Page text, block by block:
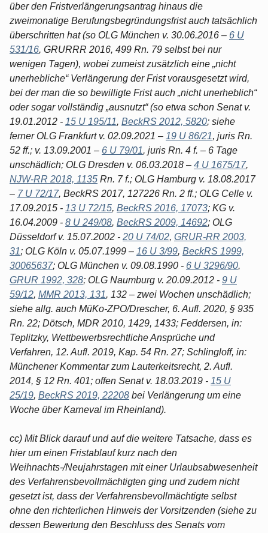
über den Fristverlängerungsantrag hinaus die
zweimonatige Berufungsbegründungsfrist auch tatsächlich
überschritten hat (so OLG München v. 30.06.2016 – 6 U
531/16, GRURRR 2016, 499 Rn. 79 selbst bei nur
wenigen Tagen), wobei zumeist zusätzlich eine „nicht
unerhebliche“ Verlängerung der Frist vorausgesetzt wird,
bei der man die so bewilligte Frist auch „nicht unerheblich“
oder sogar vollständig „ausnutzt“ (so etwa schon Senat v.
19.01.2012 - 15 U 195/11, BeckRS 2012, 5820; siehe
ferner OLG Frankfurt v. 02.09.2021 – 19 U 86/21, juris Rn.
52 ff.; v. 13.09.2001 – 6 U 79/01, juris Rn. 4 f. – 6 Tage
unschädlich; OLG Dresden v. 06.03.2018 – 4 U 1675/17,
NJW-RR 2018, 1135 Rn. 7 f.; OLG Hamburg v. 18.08.2017
– 7 U 72/17, BeckRS 2017, 127226 Rn. 2 ff.; OLG Celle v.
17.09.2015 - 13 U 72/15, BeckRS 2016, 17073; KG v.
16.04.2009 - 8 U 249/08, BeckRS 2009, 14692; OLG
Düsseldorf v. 15.07.2002 - 20 U 74/02, GRUR-RR 2003,
31; OLG Köln v. 05.07.1999 – 16 U 3/99, BeckRS 1999,
30065637; OLG München v. 09.08.1990 - 6 U 3296/90,
GRUR 1992, 328; OLG Naumburg v. 20.09.2012 - 9 U
59/12, MMR 2013, 131, 132 – zwei Wochen unschädlich;
siehe allg. auch MüKo-ZPO/Drescher, 6. Aufl. 2020, § 935
Rn. 22; Dötsch, MDR 2010, 1429, 1433; Feddersen, in:
Teplitzky, Wettbewerbsrechtliche Ansprüche und
Verfahren, 12. Aufl. 2019, Kap. 54 Rn. 27; Schlingloff, in:
Münchener Kommentar zum Lauterkeitsrecht, 2. Aufl.
2014, § 12 Rn. 401; offen Senat v. 18.03.2019 - 15 U
25/19, BeckRS 2019, 22208 bei Verlängerung um eine
Woche über Karneval im Rheinland).
cc) Mit Blick darauf und auf die weitere Tatsache, dass es
hier um einen Fristablauf kurz nach den
Weihnachts-/Neujahrstagen mit einer Urlaubsabwesenheit
des Verfahrensbevollmächtigten ging und zudem nicht
gesetzt ist, dass der Verfahrensbevollmächtigte selbst
ohne den richterlichen Hinweis der Vorsitzenden (siehe zu
dessen Bewertung den Beschluss des Senats vom